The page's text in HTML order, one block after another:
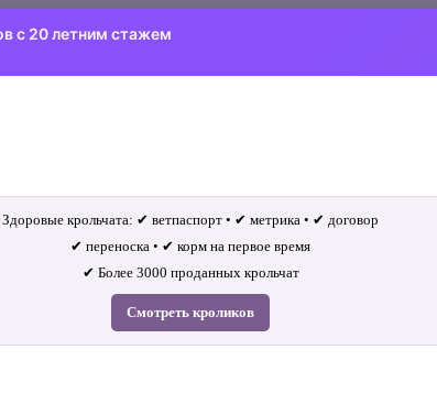
с 20 летним стажем
Здоровые крольчата: ✔ ветпаспорт • ✔ метрика • ✔ договор
✔ переноска • ✔ корм на первое время
✔ Более 3000 проданных крольчат
Смотреть кроликов